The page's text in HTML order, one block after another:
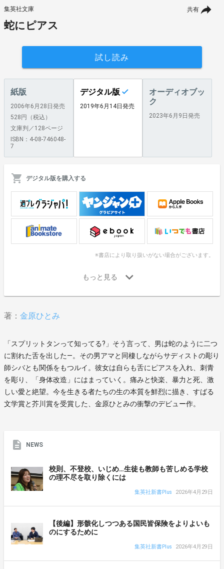
共有
集英社文庫
蛇にピアス
試し読み
紙版
2006年6月28日発売
528円（税込）
文庫判／128ページ
ISBN：4-08-746048-
7
デジタル版
2019年6月14日発売
オーディオブッ
ク
2023年6月9日発売
デジタル版を購入する
※書店により取り扱いがない場合がございます。
著： 金原ひとみ
「スプリットタンって知ってる?」そう言って、男は蛇のように二つ
に割れた舌を出した―。その男アマと同棲しながらサディストの彫り
師シバとも関係をもつルイ。彼女は自らも舌にピアスを入れ、刺青
を彫り、「身体改造」にはまっていく。痛みと快楽、暴力と死、激
しい愛と絶望。今を生きる者たちの生の本質を鮮烈に描き、すばる
文学賞と芥川賞を受賞した、金原ひとみの衝撃のデビュー作。
NEWS
校則、不登校、いじめ…生徒も教師も苦しめる学校
の理不尽を取り除くには
集英社新書Plus 2026年4月29日
【後編】形骸化しつつある国民皆保険をよりよいも
のにするために
集英社新書Plus 2026年4月29日